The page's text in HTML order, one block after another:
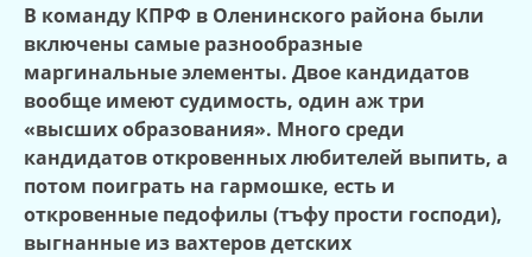
В команду КПРФ в Оленинского района были
включены самые разнообразные
маргинальные элементы. Двое кандидатов
вообще имеют судимость, один аж три
«высших образования». Много среди
кандидатов откровенных любителей выпить, а
потом поиграть на гармошке, есть и
откровенные педофилы (тъфу прости господи),
выгнанные из вахтеров детских